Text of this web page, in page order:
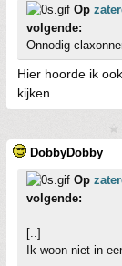
Op
volgende:
Onnodig
Hier hoorde ik
kijken.
DobbyDobby
Op
volgende:
[..]
Ik woon niet in